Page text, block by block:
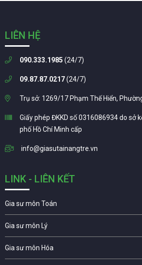
LIÊN HỆ
090.333.1985 (24/7)
09.87.87.0217(24/7)
Trụ sở: 1269/17 Phạm Thế Hiển,
Giấy phép ĐKKD số 0316086934 do sở
phố Hồ Chí Minh cấp
info@giasutainangtre.vn
LINK - LIÊN KẾT
Gia sư môn Toán
Gia sư môn Lý
Gia sư môn Hóa